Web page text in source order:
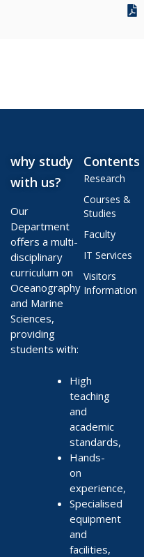
why study
with us?
Our
Department
offers a multi-
disciplinary
curriculum on
Oceanography
and Marine
Sciences,
providing
students with:
High
teaching
and
academic
standards,
Hands-
on
experience,
Specialised
equipment
and
facilities,
Contents
Research
Courses &
Studies
Faculty
IT Services
Visitors
Information